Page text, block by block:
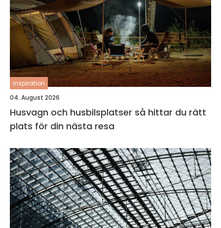
inspiration
04. August 2026
Husvagn och husbilsplatser så hittar du rätt
plats för din nästa resa